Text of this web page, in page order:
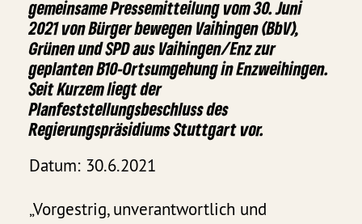
gemeinsame Pressemitteilung vom 30. Juni
2021 von Bürger bewegen Vaihingen (BbV),
Grünen und SPD aus Vaihingen/Enz zur
geplanten B10-Ortsumgehung in Enzweihingen.
Seit Kurzem liegt der
Planfeststellungsbeschluss des
Regierungspräsidiums Stuttgart vor.
Datum: 30.6.2021
„Vorgestrig, unverantwortlich und